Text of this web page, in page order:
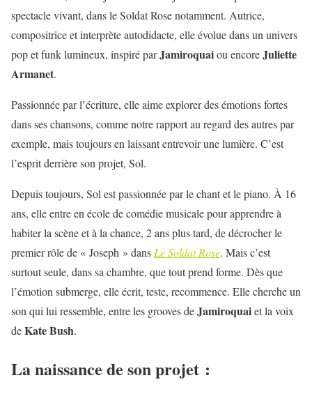
spectacle vivant, dans le Soldat Rose notamment. Autrice,
compositrice et interprète autodidacte, elle évolue dans un univers
pop et funk lumineux, inspiré parJamiroquaiou encoreJuliette
Armanet.
Passionnée par l’écriture, elle aime explorer des émotions fortes
dans ses chansons, comme notre rapport au regard des autres par
exemple, mais toujours en laissant entrevoir une lumière. C’est
l’esprit derrière son projet, Sol.
Depuis toujours, Sol est passionnée par le chant et le piano. À 16
ans, elle entre en école de comédie musicale pour apprendre à
habiter la scène et à la chance, 2 ans plus tard, de décrocher le
premier rôle de « Joseph » dans Le Soldat Rose. Mais c’est
surtout seule, dans sa chambre, que tout prend forme. Dès que
l’émotion submerge, elle écrit, teste, recommence. Elle cherche un
son qui lui ressemble, entre les grooves deJamiroquaiet la voix
deKate Bush.
La naissance de son projet :